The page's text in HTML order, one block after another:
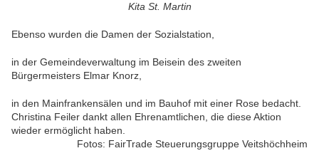
Kita St. Martin
Ebenso wurden die Damen der Sozialstation,
in der Gemeindeverwaltung im Beisein des zweiten
Bürgermeisters Elmar Knorz,
in den Mainfrankensälen und im Bauhof mit einer Rose bedacht.
Christina Feiler dankt allen Ehrenamtlichen, die diese Aktion
wieder ermöglicht haben.
Fotos: FairTrade Steuerungsgruppe Veitshöchheim